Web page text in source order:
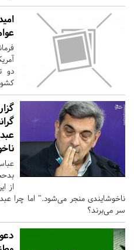
دو
از
ناخوشایندی منجر می‌شود." اما چرا
سر می‌برند؟